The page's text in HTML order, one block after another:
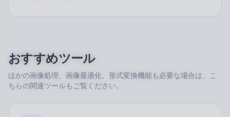
おすすめツール
ほかの画像処理、画像最適化、形式変換機能も必要な場合は、こ
ちらの関連ツールもご覧ください。